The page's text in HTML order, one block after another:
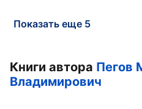
Показать еще 5
Книги автора Пегов
Владимирович